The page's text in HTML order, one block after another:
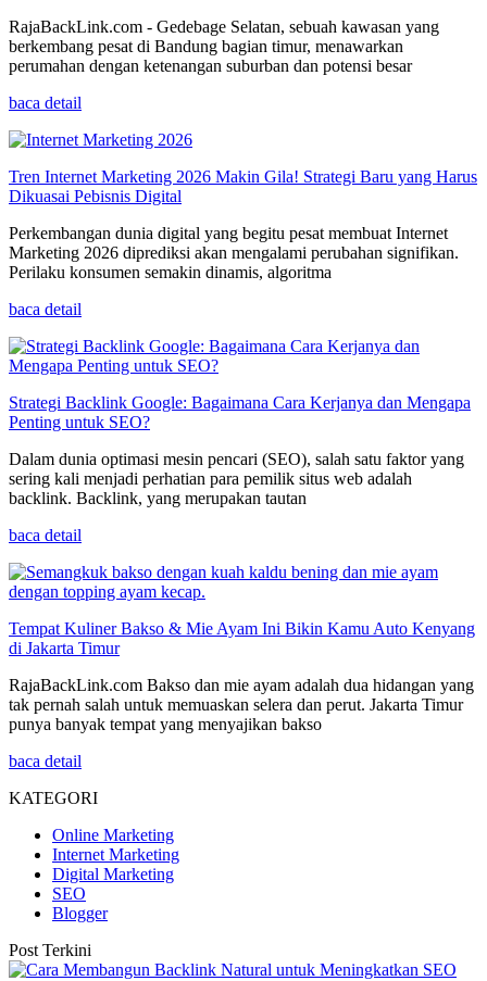
RajaBackLink.com - Gedebage Selatan, sebuah kawasan yang
berkembang pesat di Bandung bagian timur, menawarkan
perumahan dengan ketenangan suburban dan potensi besar
baca detail
Tren Internet Marketing 2026 Makin Gila! Strategi Baru yang Harus
Dikuasai Pebisnis Digital
Perkembangan dunia digital yang begitu pesat membuat Internet
Marketing 2026 diprediksi akan mengalami perubahan signifikan.
Perilaku konsumen semakin dinamis, algoritma
baca detail
Strategi Backlink Google: Bagaimana Cara Kerjanya dan Mengapa
Penting untuk SEO?
Dalam dunia optimasi mesin pencari (SEO), salah satu faktor yang
sering kali menjadi perhatian para pemilik situs web adalah
backlink. Backlink, yang merupakan tautan
baca detail
Tempat Kuliner Bakso & Mie Ayam Ini Bikin Kamu Auto Kenyang
di Jakarta Timur
RajaBackLink.com Bakso dan mie ayam adalah dua hidangan yang
tak pernah salah untuk memuaskan selera dan perut. Jakarta Timur
punya banyak tempat yang menyajikan bakso
baca detail
KATEGORI
Online Marketing
Internet Marketing
Digital Marketing
SEO
Blogger
Post Terkini